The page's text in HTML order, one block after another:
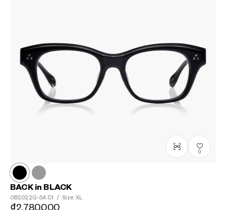
0
BACK in BLACK
OB2022G-5A C1 / Size: XL
₫2.780.000